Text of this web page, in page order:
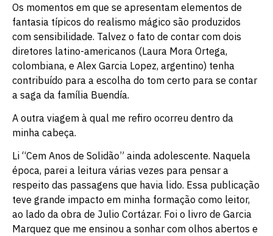
Os momentos em que se apresentam elementos de
fantasia típicos do realismo mágico são produzidos
com sensibilidade. Talvez o fato de contar com dois
diretores latino-americanos (Laura Mora Ortega,
colombiana, e Alex Garcia Lopez, argentino) tenha
contribuído para a escolha do tom certo para se contar
a saga da família Buendía.
A outra viagem à qual me refiro ocorreu dentro da
minha cabeça.
Li “Cem Anos de Solidão” ainda adolescente. Naquela
época, parei a leitura várias vezes para pensar a
respeito das passagens que havia lido. Essa publicação
teve grande impacto em minha formação como leitor,
ao lado da obra de Julio Cortázar. Foi o livro de Garcia
Marquez que me ensinou a sonhar com olhos abertos e